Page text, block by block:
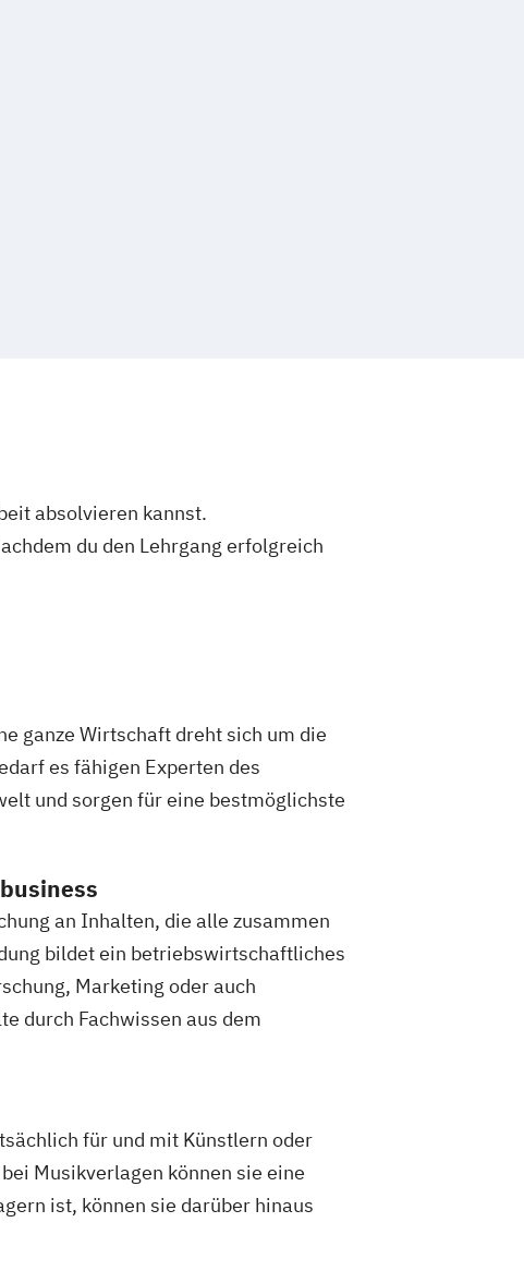
absolvieren kannst.
du den Lehrgang erfolgreich
ganze Wirtschaft dreht sich um die
es fähigen Experten des
und sorgen für eine bestmöglichste
an Inhalten, die alle zusammen
bildet ein betriebswirtschaftliches
Marketing oder auch
durch Fachwissen aus dem
für und mit Künstlern oder
Musikverlagen können sie eine
ist, können sie darüber hinaus